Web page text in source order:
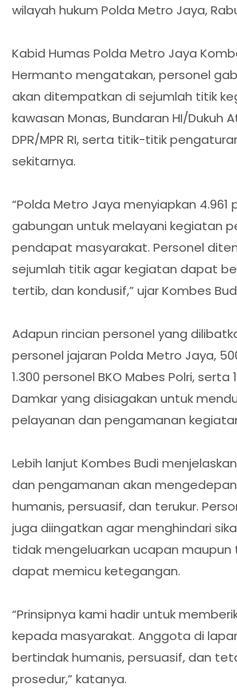
wilayah hukum Polda Metro Jaya,
Kabid Humas Polda Metro Jaya
Hermanto mengatakan, personel
akan ditempatkan di sejumlah titik
kawasan Monas, Bundaran HI/Dukuh
DPR/MPR RI, serta titik-titik
sekitarnya.
“Polda Metro Jaya menyiapkan 4.961
gabungan untuk melayani kegiatan
pendapat masyarakat. Personel
sejumlah titik agar kegiatan dapat
tertib, dan kondusif,” ujar Kombes
Adapun rincian personel yang
personel jajaran Polda Metro Jaya,
1.300 personel BKO Mabes Polri, serta
Damkar yang disiagakan untuk
pelayanan dan pengamanan
Lebih lanjut Kombes Budi
dan pengamanan akan
humanis, persuasif, dan terukur.
juga diingatkan agar menghindari
tidak mengeluarkan ucapan maupun
dapat memicu ketegangan.
“Prinsipnya kami hadir untuk
kepada masyarakat. Anggota di
bertindak humanis, persuasif, dan
prosedur,” katanya.